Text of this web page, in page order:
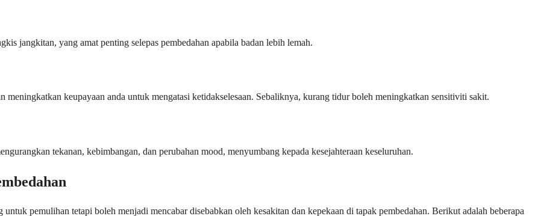
jangkitan, yang amat penting selepas pembedahan apabila badan lebih lemah.
keupayaan anda untuk mengatasi ketidakselesaan. Sebaliknya, kurang tidur boleh meningkatkan sensitiviti sakit.
tekanan, kebimbangan, dan perubahan mood, menyumbang kepada kesejahteraan keseluruhan.
pemulihan tetapi boleh menjadi mencabar disebabkan oleh kesakitan dan kepekaan di tapak pembedahan. Berikut adalah beberapa